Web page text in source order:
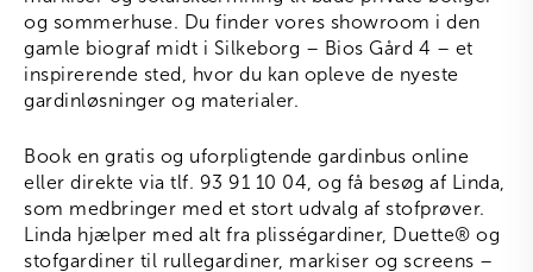
og sommerhuse. Du finder vores showroom i den
gamle biograf midt i Silkeborg – Bios Gård 4 – et
inspirerende sted, hvor du kan opleve de nyeste
gardinløsninger og materialer.
Book en gratis og uforpligtende gardinbus online
eller direkte via tlf. 93 91 10 04, og få besøg af Linda,
som medbringer med et stort udvalg af stofprøver.
Linda hjælper med alt fra plisségardiner, Duette® og
stofgardiner til rullegardiner, markiser og screens –